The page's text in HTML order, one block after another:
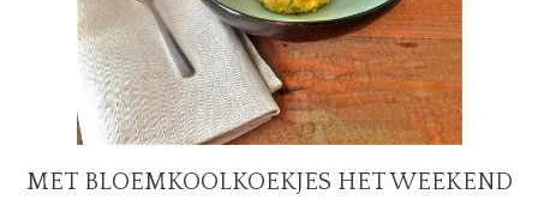
MET BLOEMKOOLKOEKJES HET WEEKEND